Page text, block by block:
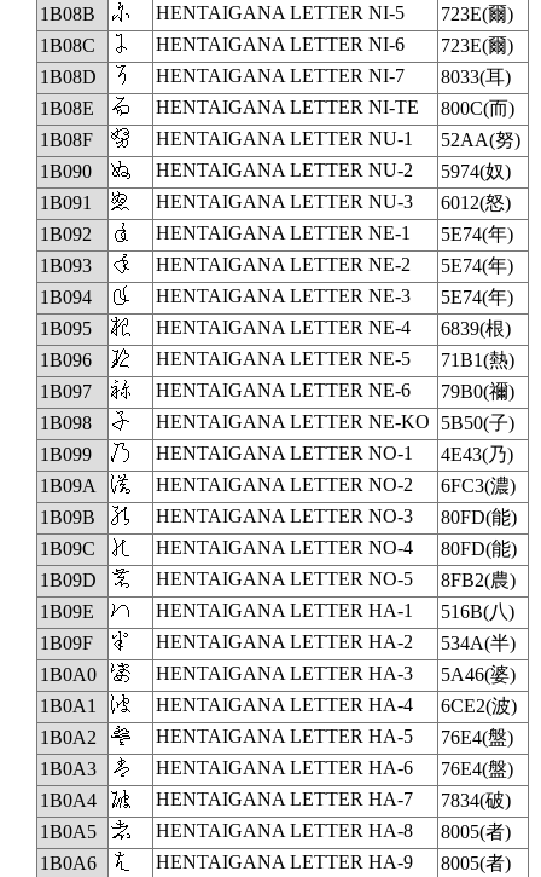
1B08B
𛂋 HENTAIGANA LETTER NI-5
723E(爾)
1B08C
𛂌 HENTAIGANA LETTER NI-6
723E(爾)
1B08D
𛂍 HENTAIGANA LETTER NI-7
8033(耳)
1B08E
𛂎 HENTAIGANA LETTER NI-TE
800C(而)
1B08F
𛂏 HENTAIGANA LETTER NU-1
52AA(努)
1B090
𛂐 HENTAIGANA LETTER NU-2
5974(奴)
1B091
𛂑 HENTAIGANA LETTER NU-3
6012(怒)
1B092
𛂒 HENTAIGANA LETTER NE-1
5E74(年)
1B093
𛂓 HENTAIGANA LETTER NE-2
5E74(年)
1B094
𛂔 HENTAIGANA LETTER NE-3
5E74(年)
1B095
𛂕 HENTAIGANA LETTER NE-4
6839(根)
1B096
𛂖 HENTAIGANA LETTER NE-5
71B1(熱)
1B097
𛂗 HENTAIGANA LETTER NE-6
79B0(禰)
1B098
𛂘 HENTAIGANA LETTER NE-KO
5B50(子)
1B099
𛂙 HENTAIGANA LETTER NO-1
4E43(乃)
1B09A
𛂚 HENTAIGANA LETTER NO-2
6FC3(濃)
1B09B
𛂛 HENTAIGANA LETTER NO-3
80FD(能)
1B09C
𛂜 HENTAIGANA LETTER NO-4
80FD(能)
1B09D
𛂝 HENTAIGANA LETTER NO-5
8FB2(農)
1B09E
𛂞 HENTAIGANA LETTER HA-1
516B(八)
1B09F
𛂟 HENTAIGANA LETTER HA-2
534A(半)
1B0A0
𛂠 HENTAIGANA LETTER HA-3
5A46(婆)
1B0A1
𛂡 HENTAIGANA LETTER HA-4
6CE2(波)
1B0A2
𛂢 HENTAIGANA LETTER HA-5
76E4(盤)
1B0A3
𛂣 HENTAIGANA LETTER HA-6
76E4(盤)
1B0A4
𛂤 HENTAIGANA LETTER HA-7
7834(破)
1B0A5
𛂥 HENTAIGANA LETTER HA-8
8005(者)
1B0A6
𛂦 HENTAIGANA LETTER HA-9
8005(者)